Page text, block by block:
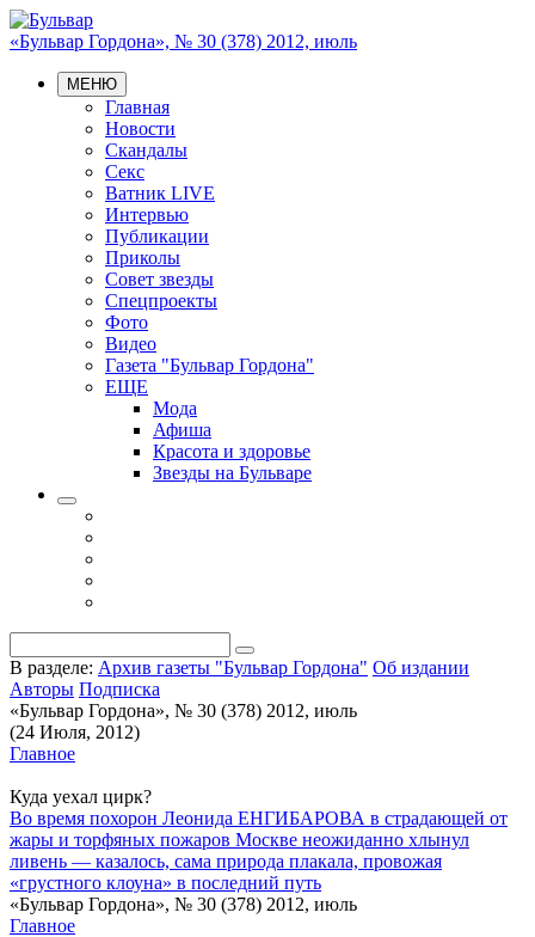
«Бульвар Гордона», № 30 (378) 2012, июль
МЕНЮ
Главная
Новости
Скандалы
Секс
Ватник LIVE
Интервью
Публикации
Приколы
Совет звезды
Спецпроекты
Фото
Видео
Газета "Бульвар Гордона"
ЕЩЕ
Мода
Афиша
Красота и здоровье
Звезды на Бульваре
В разделе: Архив газеты "Бульвар Гордона" Об издании
Авторы Подписка
«Бульвар Гордона», № 30 (378) 2012, июль
(24 Июля, 2012)
Главное
Куда уехал цирк?
Во время похорон Леонида ЕНГИБАРОВА в страдающей от
жары и торфяных пожаров Москве неожиданно хлынул
ливень — казалось, сама природа плакала, провожая
«грустного клоуна» в последний путь
«Бульвар Гордона», № 30 (378) 2012, июль
Главное